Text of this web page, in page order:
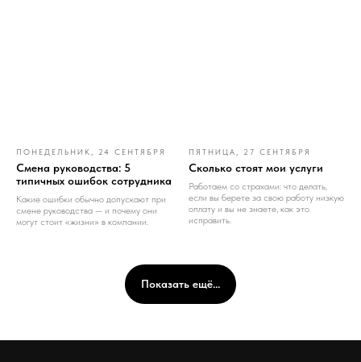
ПОНЕДЕЛЬНИК, 24 СЕНТЯБРЯ
Смена руководства: 5
типичных ошибок сотрудника
Какие ошибки обычно допускают при
смене руководства — и почему они
могут стоит «жизни» в компании.
ПЯТНИЦА, 27 СЕНТЯБРЯ
Сколько стоят мои услуги
Работаем со страхами: что делать,
если вы берете за свою работу низкую
оплату и вы не знаете, как это
исправить.
Показать ещё...